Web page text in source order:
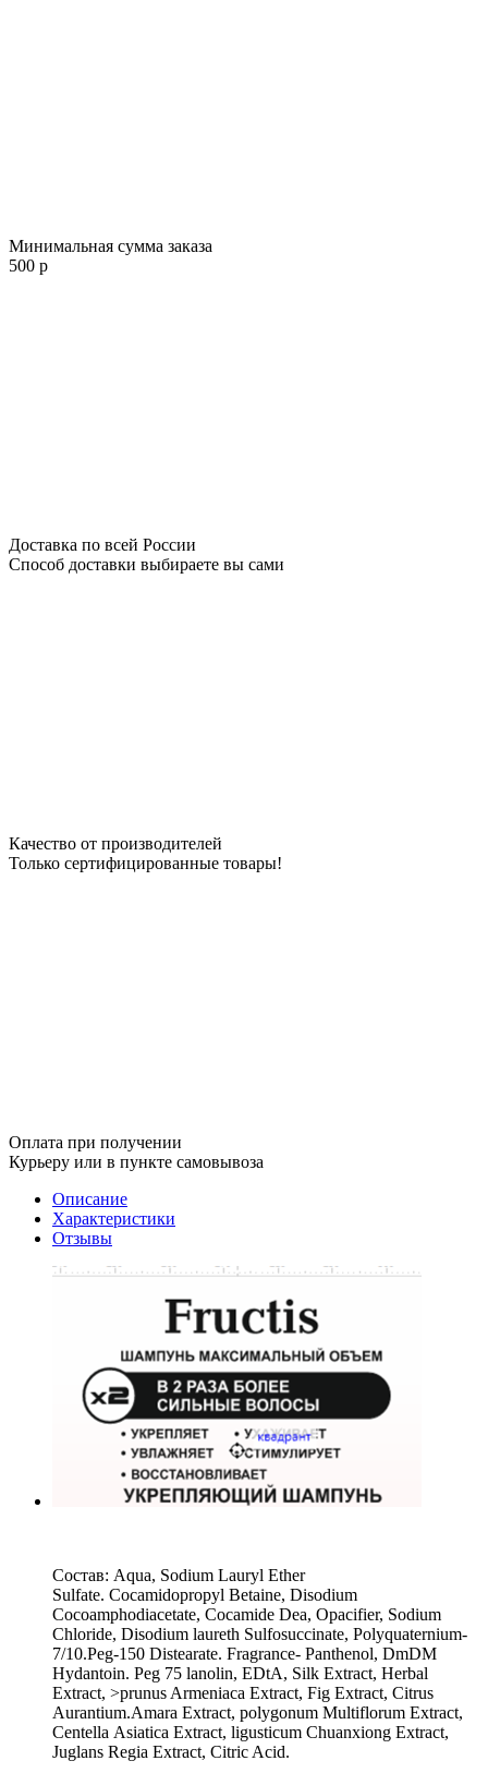
Минимальная сумма заказа
500 р
Доставка по всей России
Способ доставки выбираете вы сами
Качество от производителей
Только сертифицированные товары!
Оплата при получении
Курьеру или в пункте самовывоза
Описание
Характеристики
Отзывы
Состав: Aqua, Sodium Lauryl Ether
Sulfate. Cocamidopropyl Betaine, Disodium
Cocoamphodiacetate, Cocamide Dea, Opacifier, Sodium
Chloride, Disodium laureth Sulfosuccinate, Polyquaternium-
7/10.Peg-150 Distearate. Fragrance- Panthenol, DmDM
Hydantoin. Peg 75 lanolin, EDtA, Silk Extract, Herbal
Extract, >prunus Armeniaca Extract, Fig Extract, Citrus
Aurantium.Amara Extract, polygonum Multiflorum Extract,
Centella Asiatica Extract, ligusticum Chuanxiong Extract,
Juglans Regia Extract, Citric Acid.